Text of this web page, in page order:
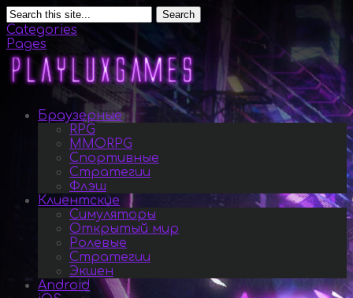
Search
Categories
Pages
Браузерные
RPG
MMORPG
Спортивные
Стратегии
Флэш
Клиентские
Симуляторы
Открытый мир
Ролевые
Стратегии
Экшен
Android